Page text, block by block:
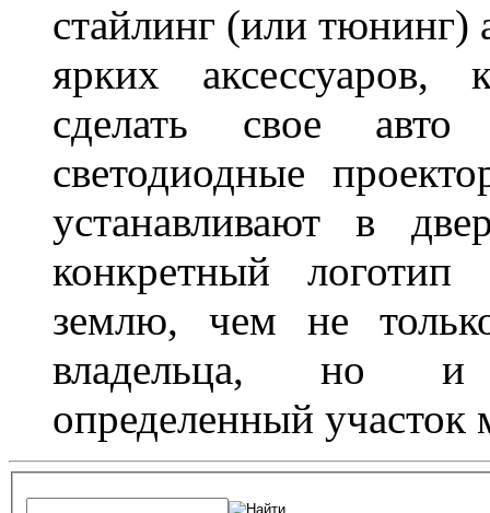
стайлинг (или тюнинг)
ярких аксессуаров,
сделать свое
светодиодные
устанавливают в
конкретный логотип
землю, чем не
владельца, но и
определенный участок